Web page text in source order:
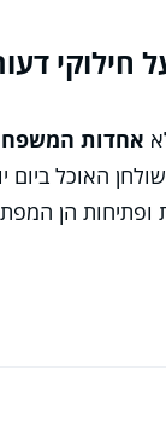
חילוקי
אחדות
האוכל ביום
ופתיחות הן